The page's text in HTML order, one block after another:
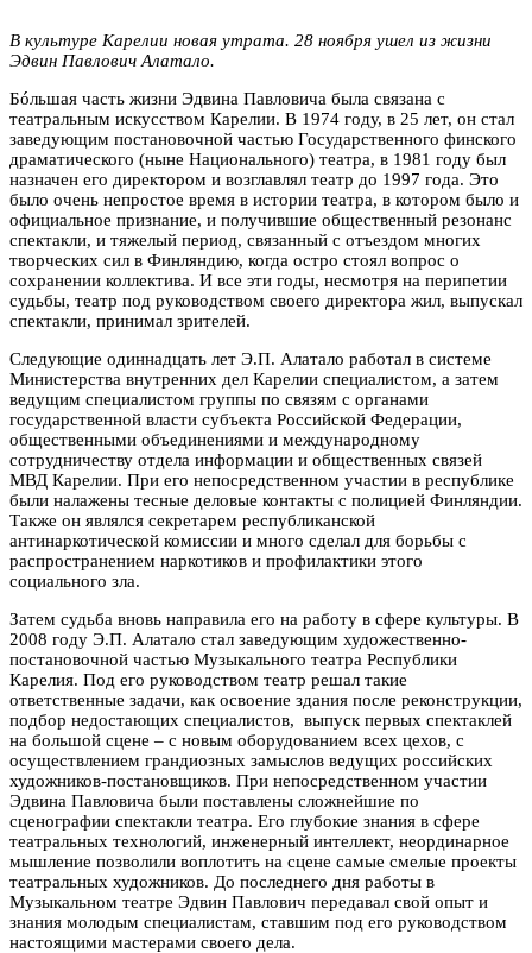
В культуре Карелии новая утрата. 28 ноября ушел из жизни
Эдвин Павлович Алатало.
Бóльшая часть жизни Эдвина Павловича была связана с
театральным искусством Карелии. В 1974 году, в 25 лет, он стал
заведующим постановочной частью Государственного финского
драматического (ныне Национального) театра, в 1981 году был
назначен его директором и возглавлял театр до 1997 года. Это
было очень непростое время в истории театра, в котором было и
официальное признание, и получившие общественный резонанс
спектакли, и тяжелый период, связанный с отъездом многих
творческих сил в Финляндию, когда остро стоял вопрос о
сохранении коллектива. И все эти годы, несмотря на перипетии
судьбы, театр под руководством своего директора жил, выпускал
спектакли, принимал зрителей.
Следующие одиннадцать лет Э.П. Алатало работал в системе
Министерства внутренних дел Карелии специалистом, а затем
ведущим специалистом группы по связям с органами
государственной власти субъекта Российской Федерации,
общественными объединениями и международному
сотрудничеству отдела информации и общественных связей
МВД Карелии. При его непосредственном участии в республике
были налажены тесные деловые контакты с полицией Финляндии.
Также он являлся секретарем республиканской
антинаркотической комиссии и много сделал для борьбы с
распространением наркотиков и профилактики этого
социального зла.
Затем судьба вновь направила его на работу в сфере культуры. В
2008 году Э.П. Алатало стал заведующим художественно-
постановочной частью Музыкального театра Республики
Карелия. Под его руководством театр решал такие
ответственные задачи, как освоение здания после реконструкции,
подбор недостающих специалистов, выпуск первых спектаклей
на большой сцене – с новым оборудованием всех цехов, с
осуществлением грандиозных замыслов ведущих российских
художников-постановщиков. При непосредственном участии
Эдвина Павловича были поставлены сложнейшие по
сценографии спектакли театра. Его глубокие знания в сфере
театральных технологий, инженерный интеллект, неординарное
мышление позволили воплотить на сцене самые смелые проекты
театральных художников. До последнего дня работы в
Музыкальном театре Эдвин Павлович передавал свой опыт и
знания молодым специалистам, ставшим под его руководством
настоящими мастерами своего дела.